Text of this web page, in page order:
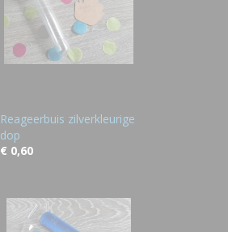
Reageerbuis zilverkleurige
dop
€ 0,60